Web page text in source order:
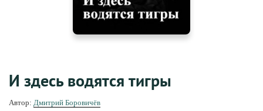
И здесь водятся тигры
Автор: Дмитрий Боровичёв